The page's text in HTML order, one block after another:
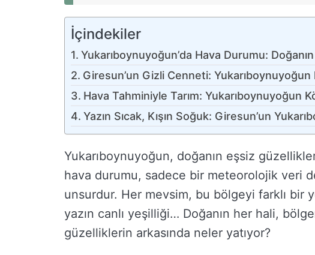
İçindekiler
Yukarıboynuyoğun’da Hava Durumu:
Giresun’un Gizli Cenneti:
Hava Tahminiyle Tarım: Yukarıboynuyoğun
Yazın Sıcak, Kışın Soğuk: Giresun’un
Yukarıboynuyoğun, doğanın eşsiz
hava durumu, sadece bir meteorolojik veri
unsurdur. Her mevsim, bu bölgeyi farklı bir
yazın canlı yeşilliği… Doğanın her hali,
güzelliklerin arkasında neler yatıyor?